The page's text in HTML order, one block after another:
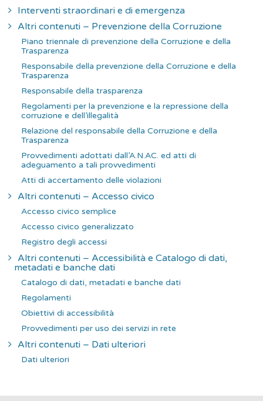
Interventi straordinari e di emergenza
Altri contenuti – Prevenzione della Corruzione
Piano triennale di prevenzione della Corruzione e della
Trasparenza
Responsabile della prevenzione della Corruzione e della
Trasparenza
Responsabile della trasparenza
Regolamenti per la prevenzione e la repressione della
corruzione e dell’illegalità
Relazione del responsabile della Corruzione e della
Trasparenza
Provvedimenti adottati dall’A.N.AC. ed atti di
adeguamento a tali provvedimenti
Atti di accertamento delle violazioni
Altri contenuti – Accesso civico
Accesso civico semplice
Accesso civico generalizzato
Registro degli accessi
Altri contenuti – Accessibilità e Catalogo di dati,
metadati e banche dati
Catalogo di dati, metadati e banche dati
Regolamenti
Obiettivi di accessibilità
Provvedimenti per uso dei servizi in rete
Altri contenuti – Dati ulteriori
Dati ulteriori